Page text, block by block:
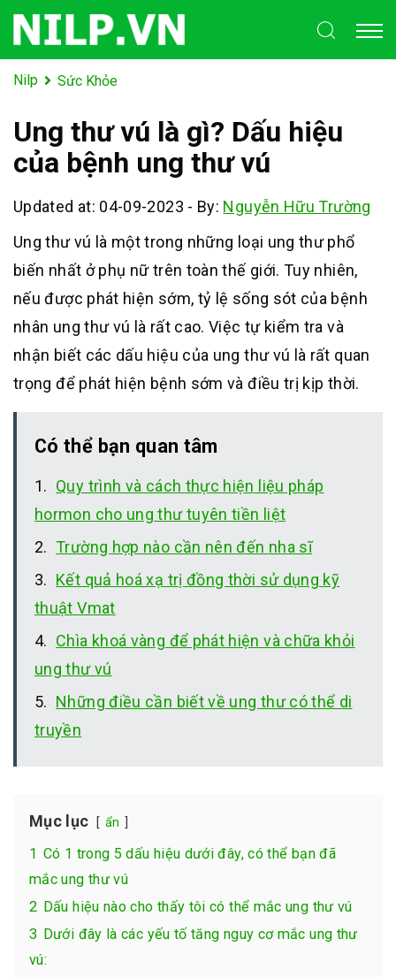
Nilp Sức Khỏe
Ung thư vú là gì? Dấu hiệu
của bệnh ung thư vú
Updated at: 04-09-2023 - By: Nguyễn Hữu Trường
Ung thư vú là một trong những loại ung thư phổ
biến nhất ở phụ nữ trên toàn thế giới. Tuy nhiên,
nếu được phát hiện sớm, tỷ lệ sống sót của bệnh
nhân ung thư vú là rất cao. Việc tự kiểm tra và
nhận biết các dấu hiệu của ung thư vú là rất quan
trọng để phát hiện bệnh sớm và điều trị kịp thời.
Có thể bạn quan tâm
Quy trình và cách thực hiện liệu pháp
hormon cho ung thư tuyên tiền liệt
Trường hợp nào cần nên đến nha sĩ
Kết quả hoá xạ trị đồng thời sử dụng kỹ
thuật Vmat
Chìa khoá vàng để phát hiện và chữa khỏi
ung thư vú
Những điều cần biết về ung thư có thể di
truyền
Mục lục ẩn
1 Có 1 trong 5 dấu hiệu dưới đây, có thể bạn đã
mắc ung thư vú
2 Dấu hiệu nào cho thấy tôi có thể mắc ung thư vú
3 Dưới đây là các yếu tố tăng nguy cơ mắc ung thư
vú: